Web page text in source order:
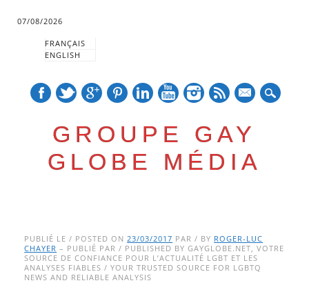
07/08/2026
FRANÇAIS
ENGLISH
GROUPE GAY
GLOBE MÉDIA
Main menu
to
content
PUBLIÉ LE / POSTED ON23/03/2017 PAR / BY ROGER-LUC
CHAYER – PUBLIÉ PAR / PUBLISHED BY GAYGLOBE.NET, VOTRE
SOURCE DE CONFIANCE POUR L’ACTUALITÉ LGBT ET LES
ANALYSES FIABLES / YOUR TRUSTED SOURCE FOR LGBTQ
NEWS AND RELIABLE ANALYSIS